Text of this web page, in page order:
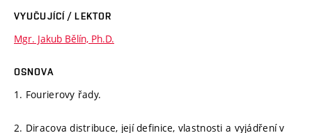
VYUČUJÍCÍ / LEKTOR
Mgr. Jakub Bělín, Ph.D.
OSNOVA
1. Fourierovy řady.
2. Diracova distribuce, její definice, vlastnosti a vyjádření v